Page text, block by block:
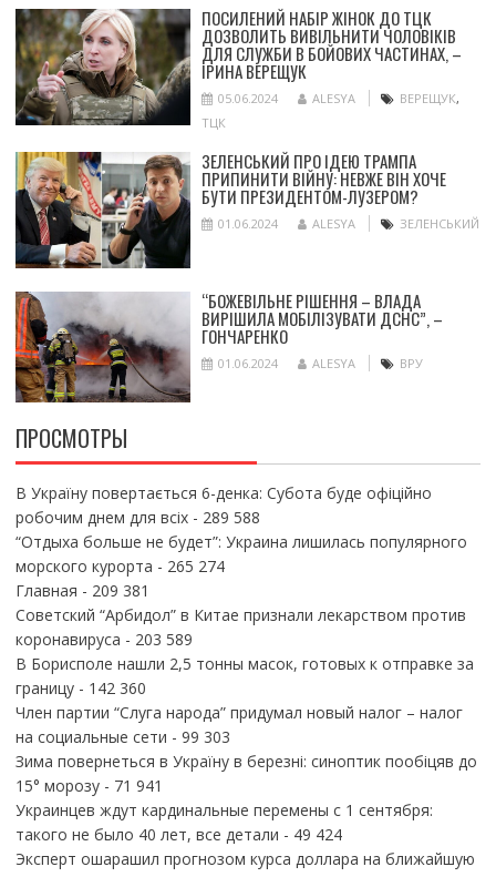
ПОСИЛЕНИЙ НАБІР ЖІНОК ДО ТЦК
ДОЗВОЛИТЬ ВИВІЛЬНИТИ ЧОЛОВІКІВ
ДЛЯ СЛУЖБИ В БОЙОВИХ ЧАСТИНАХ, –
ІРИНА ВЕРЕЩУК
05.06.2024 ALESYA ВЕРЕЩУК,
ТЦК
ЗЕЛЕНСЬКИЙ ПРО ІДЕЮ ТРАМПА
ПРИПИНИТИ ВІЙНУ: НЕВЖЕ ВІН ХОЧЕ
БУТИ ПРЕЗИДЕНТОМ-ЛУЗЕРОМ?
01.06.2024 ALESYA ЗЕЛЕНСЬКИЙ
“БОЖЕВІЛЬНЕ РІШЕННЯ – ВЛАДА
ВИРІШИЛА МОБІЛІЗУВАТИ ДСНС”, –
ГОНЧАРЕНКО
01.06.2024 ALESYA ВРУ
ПРОСМОТРЫ
В Україну повертається 6-денка: Субота буде офіційно
робочим днем для всіх- 289 588
“Отдыха больше не будет”: Украина лишилась популярного
морского курорта - 265 274
Главная - 209 381
Советский “Арбидол” в Китае признали лекарством против
коронавируса - 203 589
В Борисполе нашли 2,5 тонны масок, готовых к отправке за
границу- 142 360
Член партии “Слуга народа” придумал новый налог – налог
на социальные сети - 99 303
Зима повернеться в Україну в березні: синоптик пообіцяв до
15° морозу- 71 941
Украинцев ждут кардинальные перемены с 1 сентября:
такого не было 40 лет, все детали - 49 424
Эксперт ошарашил прогнозом курса доллара на ближайшую